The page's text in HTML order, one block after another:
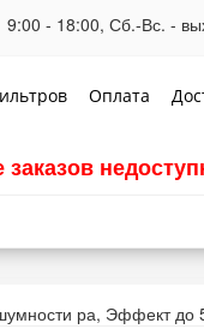
9:00 - 18:00, Сб.-Вс. -
Оплата